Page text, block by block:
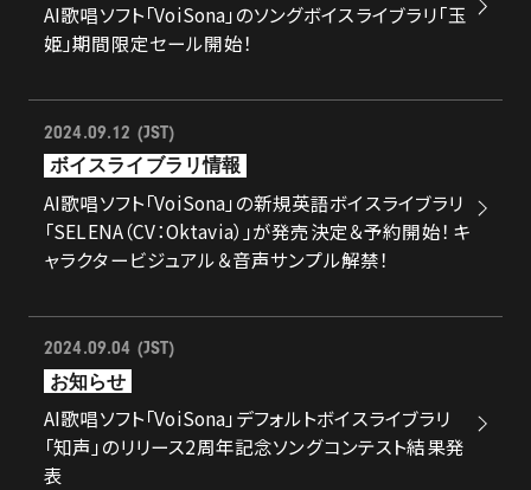
AI歌唱ソフト「VoiSona」のソングボイスライブラリ「玉
姫」期間限定セール開始！
2024.09.12 (JST)
ボイスライブラリ情報
AI歌唱ソフト「VoiSona」の新規英語ボイスライブラリ
「SELENA（CV：Oktavia）」が発売決定＆予約開始！ キ
ャラクタービジュアル＆音声サンプル解禁！
2024.09.04 (JST)
お知らせ
AI歌唱ソフト「VoiSona」デフォルトボイスライブラリ
「知声」のリリース2周年記念ソングコンテスト結果発
表